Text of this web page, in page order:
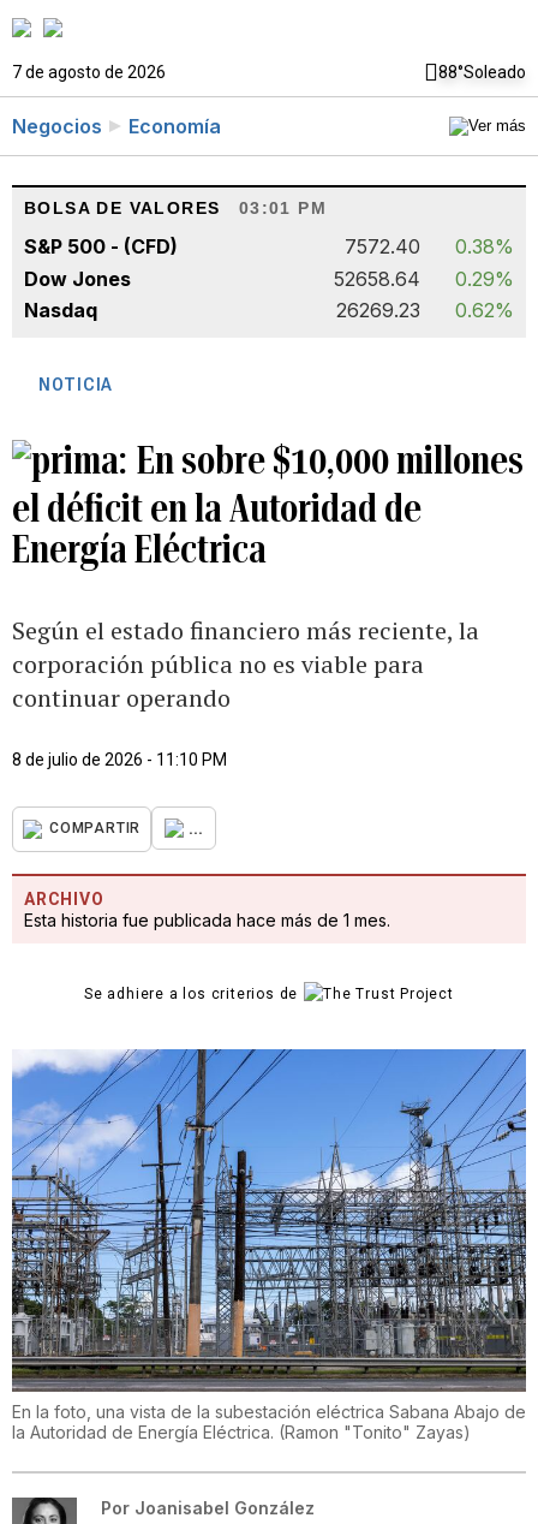
7 de agosto de 2026 88°Soleado
Negocios Economía
BOLSA DE VALORES 03:01 PM
S&P 500 - (CFD) 7572.40
0.38%
Dow Jones
52658.64
0.29%
Nasdaq
26269.23 0.62%
NOTICIA
En sobre $10,000 millones
el déficit en la Autoridad de
Energía Eléctrica
Según el estado financiero más reciente, la
corporación pública no es viable para
continuar operando
8 de julio de 2026 - 11:10 PM
COMPARTIR ...
ARCHIVO
Esta historia fue publicada hace más de 1 mes.
Se adhiere a los criterios de
En la foto, una vista de la subestación eléctrica Sabana Abajo de
la Autoridad de Energía Eléctrica. (Ramon "Tonito" Zayas)
Por Joanisabel González